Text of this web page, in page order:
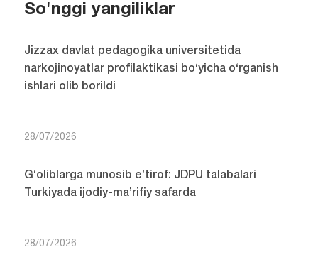
So'nggi yangiliklar
Jizzax davlat pedagogika universitetida
narkojinoyatlar profilaktikasi bo‘yicha o‘rganish
ishlari olib borildi
28/07/2026
G‘oliblarga munosib e’tirof: JDPU talabalari
Turkiyada ijodiy-ma’rifiy safarda
28/07/2026